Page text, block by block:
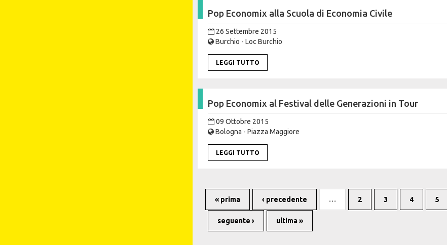
Pop Economix alla Scuola di Economia Civile
26 Settembre 2015
Burchio - Loc Burchio
LEGGI TUTTO
Pop Economix al Festival delle Generazioni in Tour
09 Ottobre 2015
Bologna - Piazza Maggiore
LEGGI TUTTO
« prima ‹ precedente … 2 3 4 5
seguente › ultima »